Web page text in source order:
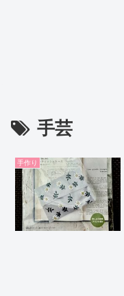
手芸
手作り